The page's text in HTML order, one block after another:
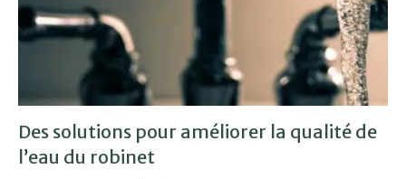
Des solutions pour améliorer la qualité de
l’eau du robinet